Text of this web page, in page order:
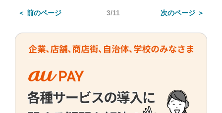
＜ 前のページ 3/11 次のページ ＞